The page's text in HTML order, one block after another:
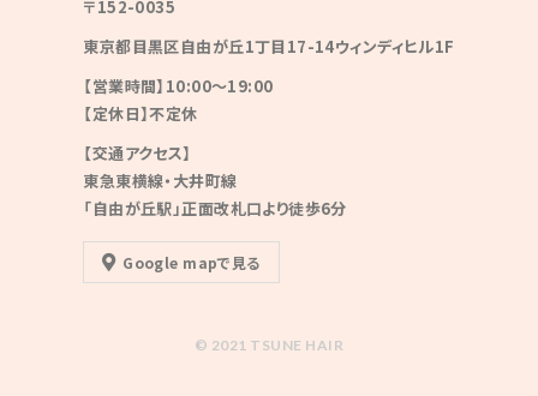
〒152-0035
東京都目黒区自由が丘1丁目17-14ウィンディヒル1F
【営業時間】10:00〜19:00
【定休日】不定休
【交通アクセス】
東急東横線・大井町線
「自由が丘駅」正面改札口より徒歩6分
Google mapで見る
© 2021 TSUNE HAIR